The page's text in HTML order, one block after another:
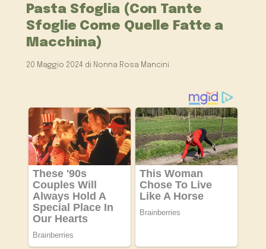
Pasta Sfoglia (Con Tante
Sfoglie Come Quelle Fatte a
Macchina)
20 Maggio 2024 di Nonna Rosa Mancini